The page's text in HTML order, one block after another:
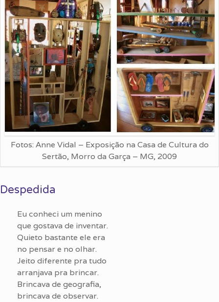
Fotos: Anne Vidal – Exposição na Casa de Cultura do
Sertão, Morro da Garça – MG, 2009
Despedida
Eu conheci um menino
que gostava de inventar.
Quieto bastante ele era
no pensar e no olhar.
Jeito diferente pra tudo
arranjava pra brincar.
Brincava de geografia,
brincava de observar.